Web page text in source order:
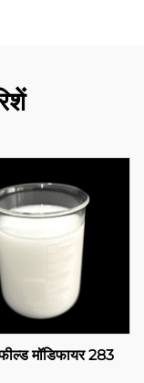
मॉडिफायर 283